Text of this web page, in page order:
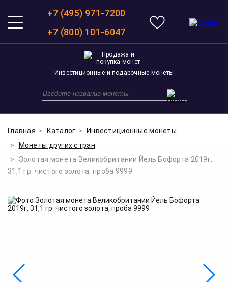
+7 (495) 971-7200
+7 (800) 101-6047
Инвестиционные и подарочные монеты
Главная Каталог
Инвестиционные монеты
Монеты других стран
Золотая монета Великобритании Йель Бофорта 2019г,
31,1 гр. чистого золота, проба 9999